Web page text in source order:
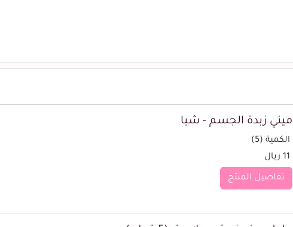
ميني زبدة الجسم - شيا
الكمية (5)
11 ريال
تفاصيل المنتج